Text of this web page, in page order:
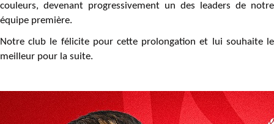
couleurs, devenant progressivement un des leaders de notre
équipe première.
Notre club le félicite pour cette prolongation et lui souhaite le
meilleur pour la suite.